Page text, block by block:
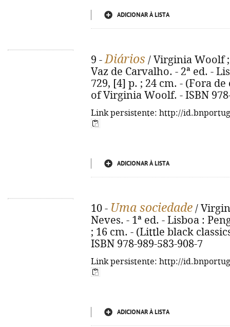
ADICIONAR À LISTA
9 -Diários / Virginia Woolf
Vaz de Carvalho. - 2ª ed. -
729, [4] p. ; 24 cm. - (Fora
of Virginia Woolf. - ISBN
Link persistente: http://
ADICIONAR À LISTA
10 - Uma sociedade /
Neves. - 1ª ed. - Lisboa :
; 16 cm. - (Little black
ISBN 978-989-583-908-7
Link persistente: http://
ADICIONAR À LISTA